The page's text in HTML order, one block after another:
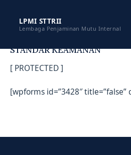
content
LPMI STTRII
Lembaga Penjaminan Mutu Internal
STANDAR KEAMANAN
[ PROTECTED ]
[wpforms id=”3428″ title=”false”